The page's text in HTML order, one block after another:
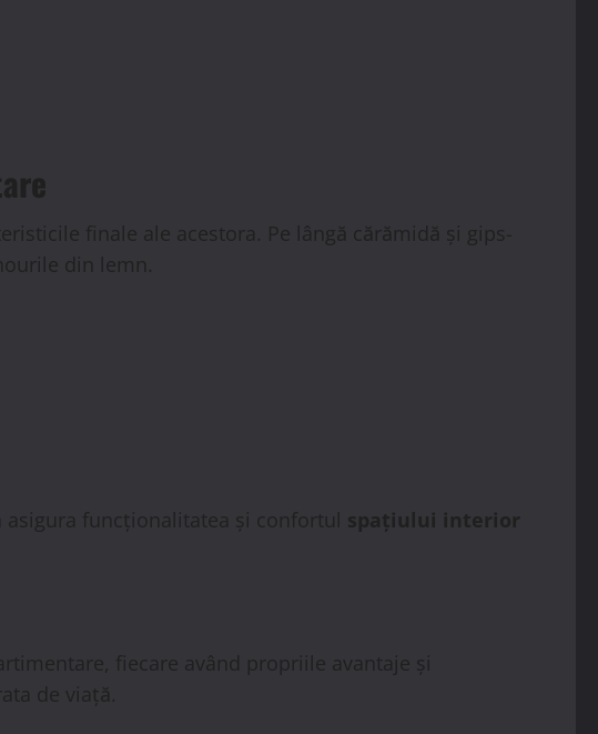
finale ale acestora. Pe lângă cărămidă și gips-
din lemn.
asigura funcționalitatea și confortul spațiului interior
fiecare având propriile avantaje și
de viață.